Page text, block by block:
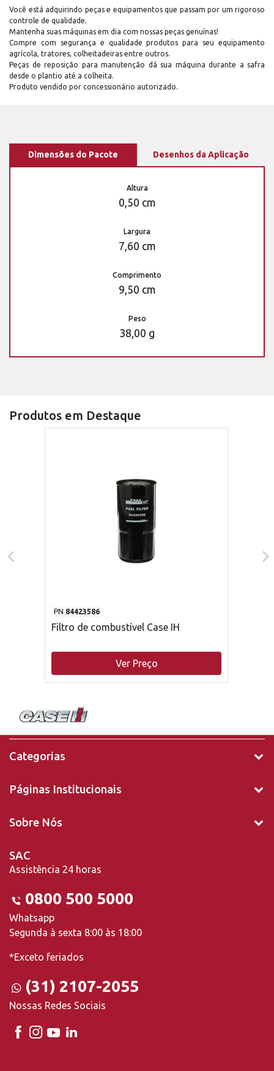
Você está adquirindo peças e equipamentos que passam por um rigoroso
controle de qualidade.
Mantenha suas máquinas em dia com nossas peças genuínas!
Compre com segurança e qualidade produtos para seu equipamento
agrícola, tratores, colheitadeiras entre outros.
Peças de reposição para manutenção dá sua máquina durante a safra
desde o plantio até a colheita.
Produto vendido por concessionário autorizado.
Dimensões do Pacote Desenhos da Aplicação
Altura
0,50 cm
Largura
7,60 cm
Comprimento
9,50 cm
Peso
38,00 g
Produtos em Destaque
PN 84423586
Filtro de combustível Case IH
Ver Preço
Categorias
Páginas Institucionais
Sobre Nós
SAC
Assistência 24 horas
0800 500 5000
Whatsapp
Segunda à sexta 8:00 às 18:00
*Exceto feriados
(31) 2107-2055
Nossas Redes Sociais